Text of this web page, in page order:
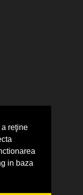
reţine
in baza